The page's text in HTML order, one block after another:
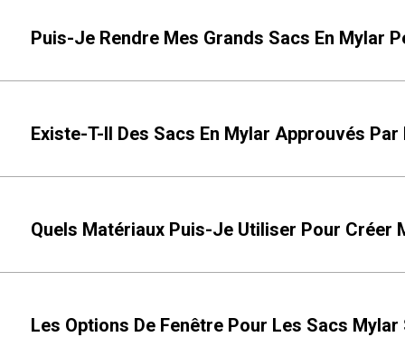
Puis-Je Rendre Mes Grands Sacs En Mylar
Existe-T-Il Des Sacs En Mylar Approuvés
Quels Matériaux Puis-Je Utiliser Pour Créer
Les Options De Fenêtre Pour Les Sacs